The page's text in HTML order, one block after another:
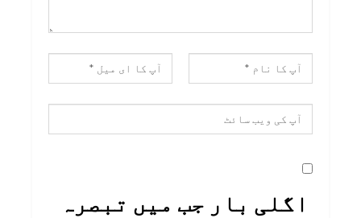
اگلی بار جب میں تبصرہ